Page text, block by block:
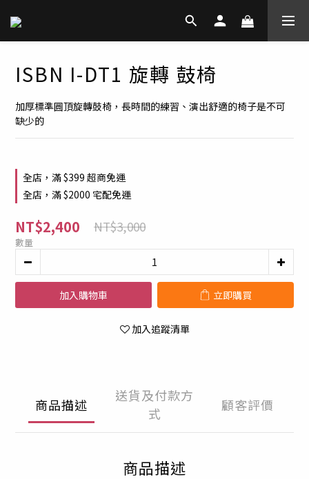
ISBN I-DT1 旋轉 鼓椅
加厚標準圓頂旋轉鼓椅，長時間的練習、演出舒適的椅子是不可
缺少的
全店，滿 $399 超商免運
全店，滿 $2000 宅配免運
NT$2,400 NT$3,000
數量
加入購物車 立即購買
加入追蹤清單
商品描述
送貨及付款方
式
顧客評價
商品描述